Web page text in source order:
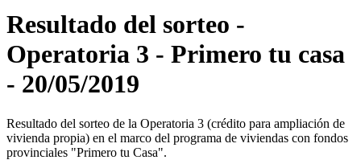
Resultado del sorteo -
Operatoria 3 - Primero tu casa
- 20/05/2019
Resultado del sorteo de la Operatoria 3 (crédito para ampliación de
vivienda propia) en el marco del programa de viviendas con fondos
provinciales "Primero tu Casa".